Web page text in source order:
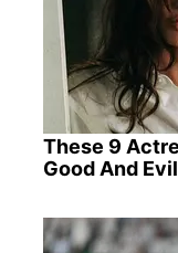
These 9
Good And